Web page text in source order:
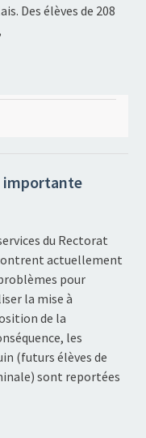
Des élèves de 208
importante
du Rectorat
actuellement
pour
la mise à
de la
les
(futurs élèves de
sont reportées